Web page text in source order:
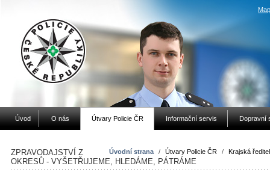
Úvod O nás Útvary Policie ČR Informační servis Dopravní
Úvodní strana / Útvary Policie ČR / Krajská
ZPRAVODAJSTVÍ Z
OKRESŮ - VYŠETŘUJEME, HLEDÁME, PÁTRÁME